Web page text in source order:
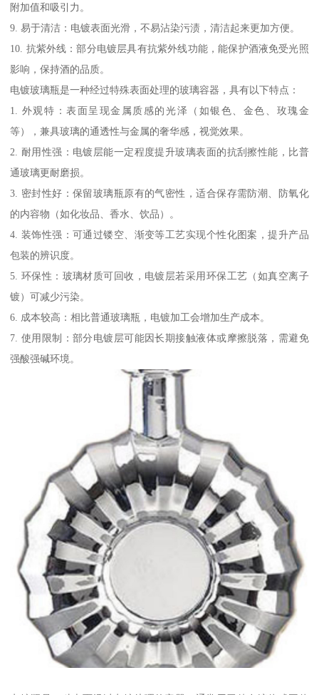
附加值和吸引力。
9. 易于清洁：电镀表面光滑，不易沾染污渍，清洁起来更加方便。
10. 抗紫外线：部分电镀层具有抗紫外线功能，能保护酒液免受光照
影响，保持酒的品质。
电镀玻璃瓶是一种经过特殊表面处理的玻璃容器，具有以下特点：
1. 外观特：表面呈现金属质感的光泽（如银色、金色、玫瑰金
等），兼具玻璃的通透性与金属的奢华感，视觉效果。
2. 耐用性强：电镀层能一定程度提升玻璃表面的抗刮擦性能，比普
通玻璃更耐磨损。
3. 密封性好：保留玻璃瓶原有的气密性，适合保存需防潮、防氧化
的内容物（如化妆品、香水、饮品）。
4. 装饰性强：可通过镂空、渐变等工艺实现个性化图案，提升产品
包装的辨识度。
5. 环保性：玻璃材质可回收，电镀层若采用环保工艺（如真空离子
镀）可减少污染。
6. 成本较高：相比普通玻璃瓶，电镀加工会增加生产成本。
7. 使用限制：部分电镀层可能因长期接触液体或摩擦脱落，需避免
强酸强碱环境。